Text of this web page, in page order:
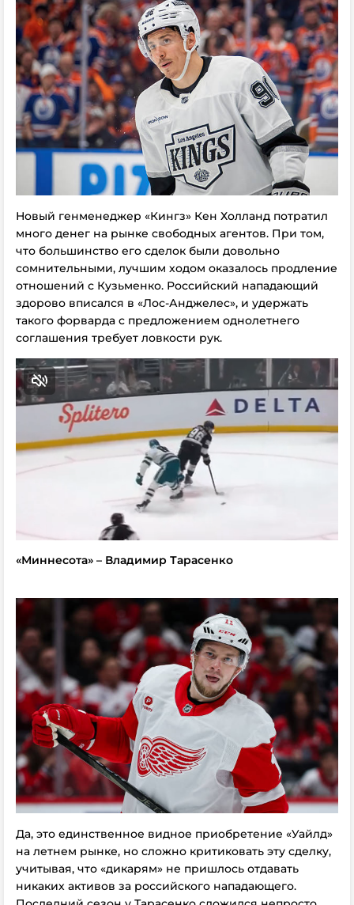
Новый генменеджер «Кингз» Кен Холланд потратил
много денег на рынке свободных агентов. При том,
что большинство его сделок были довольно
сомнительными, лучшим ходом оказалось продление
отношений с Кузьменко. Российский нападающий
здорово вписался в «Лос-Анджелес», и удержать
такого форварда с предложением однолетнего
соглашения требует ловкости рук.
«Миннесота» – Владимир Тарасенко
Да, это единственное видное приобретение «Уайлд»
на летнем рынке, но сложно критиковать эту сделку,
учитывая, что «дикарям» не пришлось отдавать
никаких активов за российского нападающего.